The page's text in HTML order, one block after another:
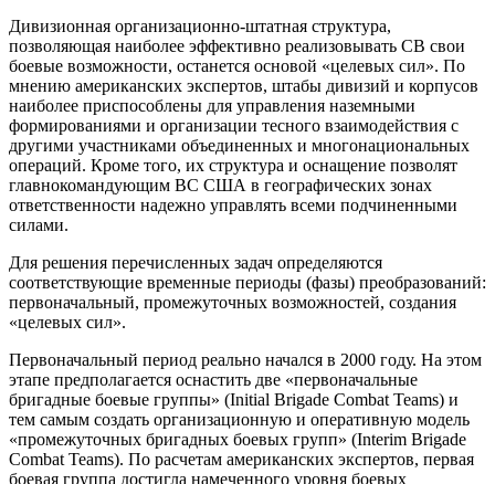
Дивизионная организационно-штатная структура,
позволяющая наиболее эффективно реализовывать СВ свои
боевые возможности, останется основой «целевых сил». По
мнению американских экспертов, штабы дивизий и корпусов
наиболее приспособлены для управления наземными
формированиями и организации тесного взаимодействия с
другими участниками объединенных и многонациональных
операций. Кроме того, их структура и оснащение позволят
главнокомандующим ВС США в географических зонах
ответственности надежно управлять всеми подчиненными
силами.
Для решения перечисленных задач определяются
соответствующие временные периоды (фазы) преобразований:
первоначальный, промежуточных возможностей, создания
«целевых сил».
Первоначальный период реально начался в 2000 году. На этом
этапе предполагается оснастить две «первоначальные
бригадные боевые группы» (Initial Brigade Combat Teams) и
тем самым создать организационную и оперативную модель
«промежуточных бригадных боевых групп» (Interim Brigade
Combat Teams). По расчетам американских экспертов, первая
боевая группа достигла намеченного уровня боевых